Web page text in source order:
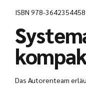
ISBN 978-3642354458
Das Autorenteam